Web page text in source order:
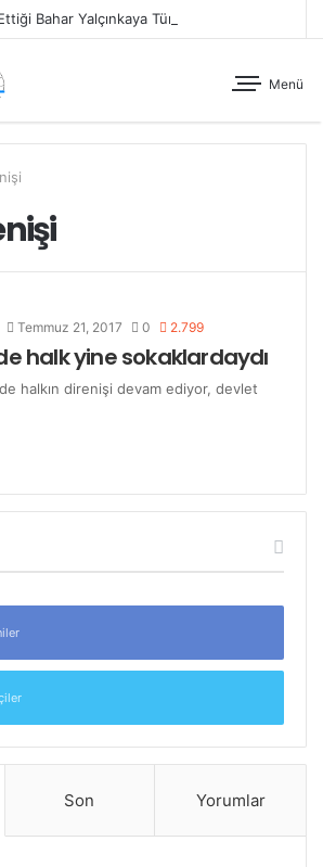
Menü
Temmuz 21, 2017 0 2.799
halk yine sokaklardaydı
halkın direnişi devam ediyor, devlet
Son Yorumlar